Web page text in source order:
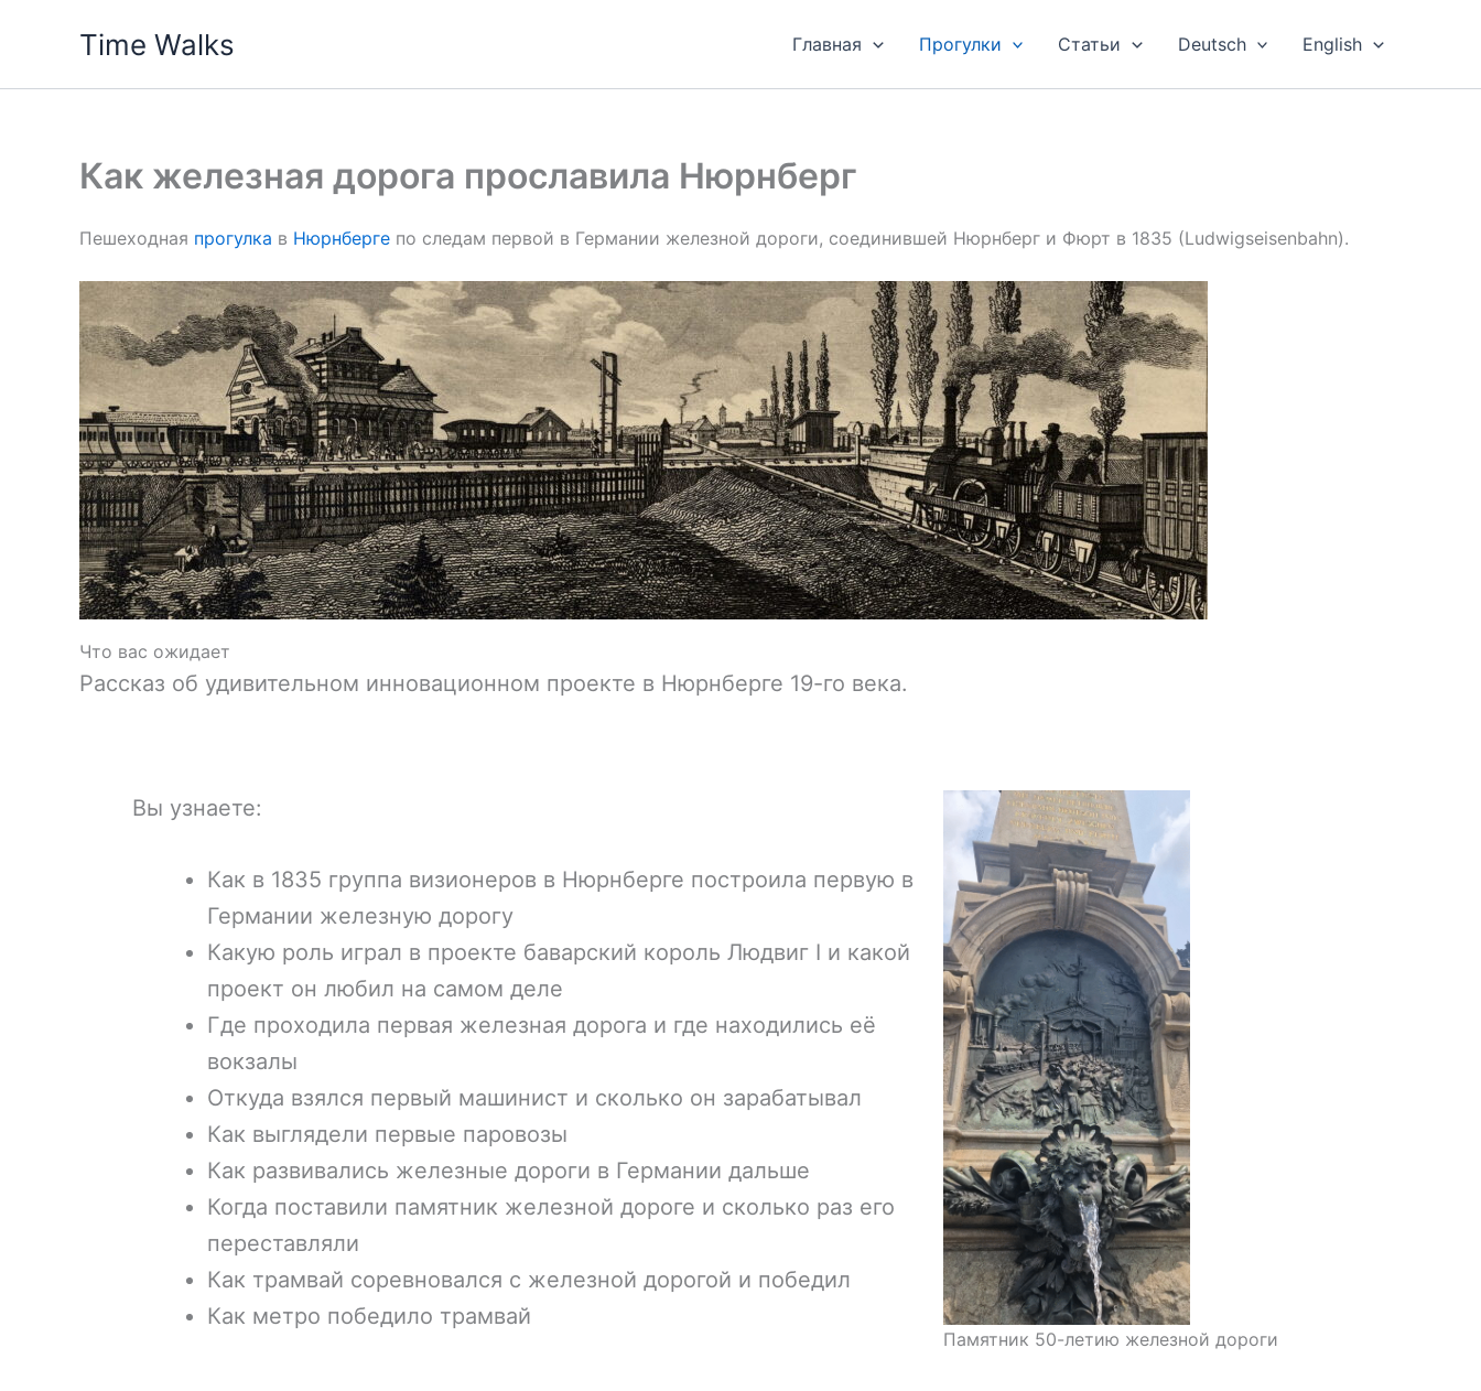
Time Walks Главная Прогулки Статьи Deutsch English
Как железная дорога прославила Нюрнберг
Пешеходная прогулка в Нюрнберге по следам первой в Германии железной дороги, соединившей Нюрнберг и Фюрт в 1835 (Ludwigseisenbahn).
Что вас ожидает
Рассказ об удивительном инновационном проекте в Нюрнберге 19-го века.
Вы узнаете:
Как в 1835 группа визионеров в Нюрнберге построила первую в
Германии железную дорогу
Какую роль играл в проекте баварский король Людвиг I и какой
проект он любил на самом деле
Где проходила первая железная дорога и где находились её
вокзалы
Откуда взялся первый машинист и сколько он зарабатывал
Как выглядели первые паровозы
Как развивались железные дороги в Германии дальше
Когда поставили памятник железной дороге и сколько раз его
переставляли
Как трамвай соревновался с железной дорогой и победил
Как метро победило трамвай
Памятник 50-летию железной дороги